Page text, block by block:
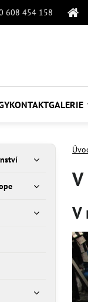
608 454 158
KONTAKTGALERIE
V